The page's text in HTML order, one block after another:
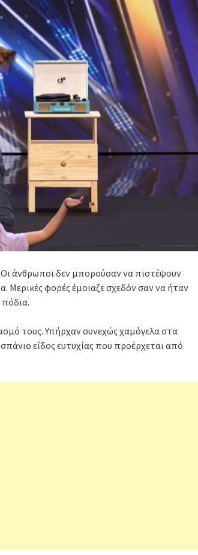
άνθρωποι δεν μπορούσαν να πιστέψουν
Μερικές φορές έμοιαζε σχεδόν σαν να ήταν
τους. Υπήρχαν συνεχώς χαμόγελα στα
είδος ευτυχίας που προέρχεται από